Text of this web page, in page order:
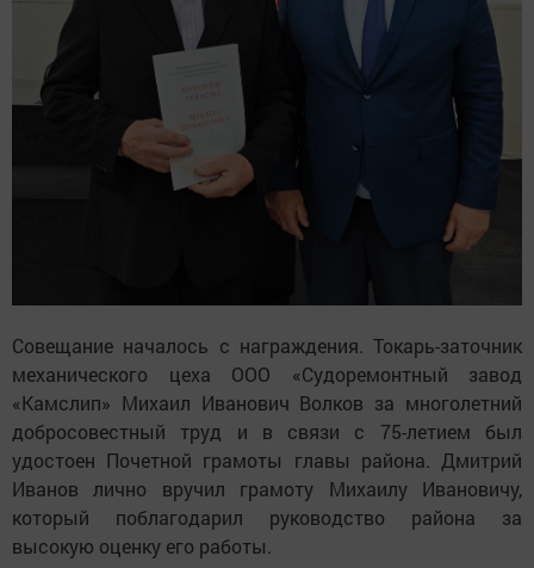
Совещание началось с награждения. Токарь-заточник
механического цеха ООО «Судоремонтный завод
«Камслип» Михаил Иванович Волков за многолетний
добросовестный труд и в связи с 75-летием был
удостоен Почетной грамоты главы района. Дмитрий
Иванов лично вручил грамоту Михаилу Ивановичу,
который поблагодарил руководство района за
высокую оценку его работы.